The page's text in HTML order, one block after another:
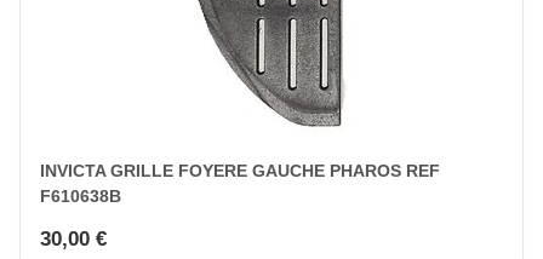
INVICTA GRILLE FOYERE GAUCHE PHAROS REF
F610638B
30,00 €